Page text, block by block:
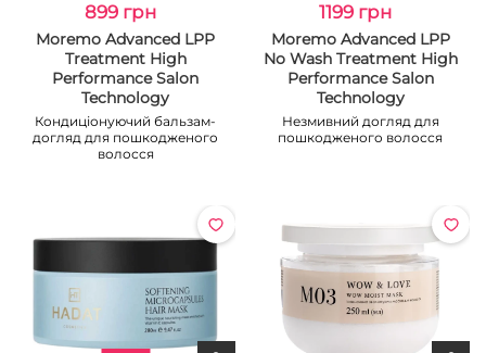
899 грн
Moremo Advanced LPP
Treatment High
Performance Salon
Technology
Кондиціонуючий бальзам-
догляд для пошкодженого
волосся
1199 грн
Moremo Advanced LPP
No Wash Treatment High
Performance Salon
Technology
Незмивний догляд для
пошкодженого волосся